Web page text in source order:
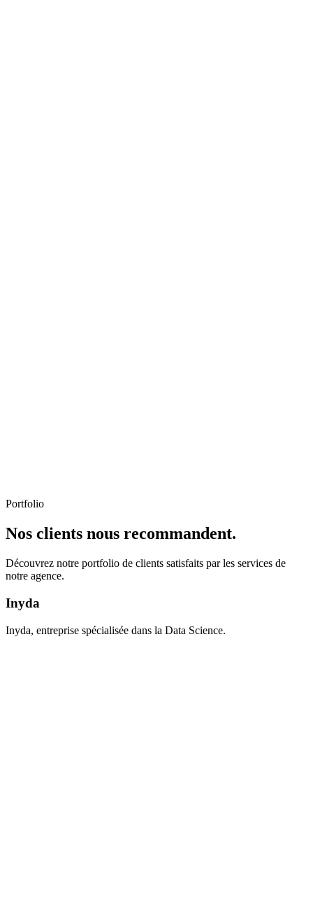
Portfolio
Nos clients nous recommandent.
Découvrez notre portfolio de clients satisfaits par les services de
notre agence.
Inyda
Inyda, entreprise spécialisée dans la Data Science.